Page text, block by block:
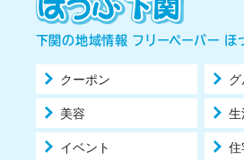
下関の地域情報 フリーペーパー ほ
クーポン
美容
イベント 住